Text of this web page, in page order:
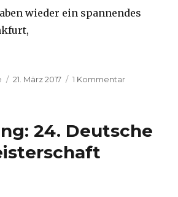
wieder ein spannendes
Veröffentlicht
21. März 2017 1 Kommentar
am
24. Deutsche